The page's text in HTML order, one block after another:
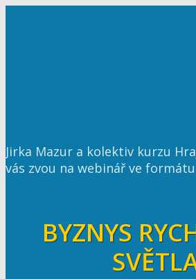
Jirka Mazur a kolektiv kurzu
vás zvou na webinář ve
BYZNYS